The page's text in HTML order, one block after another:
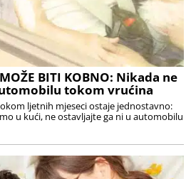
BITI KOBNO: Nikada ne
tokom vrućina
ljetnih mjeseci ostaje jednostavno:
u kući, ne ostavljajte ga ni u automobilu